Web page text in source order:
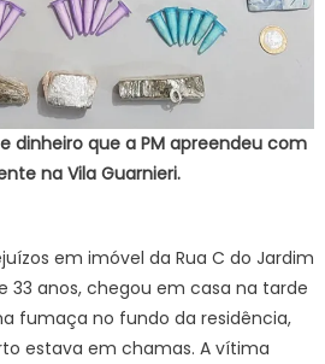
dinheiro que a PM apreendeu com
na Vila Guarnieri.
em imóvel da Rua C do Jardim
33 anos, chegou em casa na tarde
fumaça no fundo da residência,
estava em chamas. A vítima